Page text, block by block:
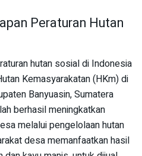
Peraturan Hutan
hutan sosial di Indonesia
Kemasyarakatan (HKm) di
Banyuasin, Sumatera
berhasil meningkatkan
melalui pengelolaan hutan
desa memanfaatkan hasil